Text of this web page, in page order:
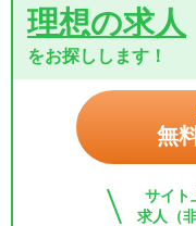
理想の求人
をお探しします！
無
サイト
求人（